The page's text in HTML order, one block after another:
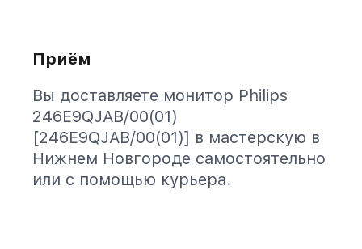
Приём
Вы доставляете монитор Philips
246E9QJAB/00(01)
[246E9QJAB/00(01)] в мастерскую в
Нижнем Новгороде самостоятельно
или с помощью курьера.